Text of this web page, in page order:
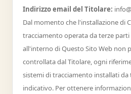
Indirizzo email del Titolare:
Dal momento che l'installazione di
tracciamento operata da terze
all'interno di Questo Sito Web non
controllata dal Titolare, ogni
sistemi di tracciamento installati da
indicativo. Per ottenere